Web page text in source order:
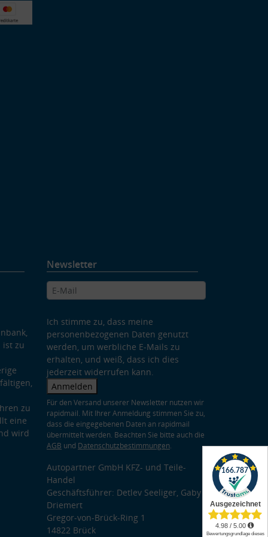
ist zu
zu
eine
wird
Newsletter
Ich stimme zu, dass meine
personenbezogenen Daten genutzt
werden, um werbliche E-Mails zu
erhalten, und weiß, dass ich dies
jederzeit widerrufen kann.
Anmelden
Für den Versand unserer Newsletter nutzen wir
rapidmail. Mit Ihrer Anmeldung stimmen Sie zu,
dass die eingegebenen Daten an rapidmail
übermittelt werden. Beachten Sie bitte auch die
AGB und Datenschutzbestimmungen.
Autopartner GmbH KFZ- und Teile-
Handel
Geschäftsführer: Detlev Seeliger, Gaby
Driemert
Gregor-von-Brück-Ring 1
14822 Brück